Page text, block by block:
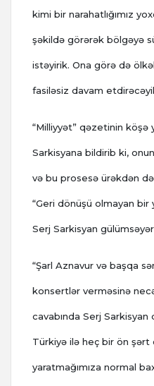
kimi bir narahatlığımız
şəkildə görərək bölgəyə
istəyirik. Ona görə də
fasiləsiz davam
“Milliyyət” qəzetinin köşə
Sarkisyana bildirib ki,
və bu prosesə ürəkdən
“Geri dönüşü olmayan bir
Serj Sarkisyan
“Şarl Aznavur və başqa
konsertlər verməsinə necə
cavabında Serj Sarkisyan
Türkiyə ilə heç bir ön
yaratmağımıza normal